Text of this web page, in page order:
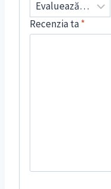
Recenzia ta*